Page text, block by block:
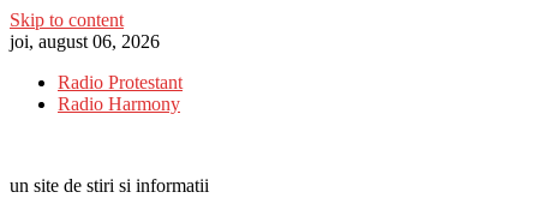
Skip to content
joi, august 06, 2026
Radio Protestant
Radio Harmony
un site de stiri si informatii